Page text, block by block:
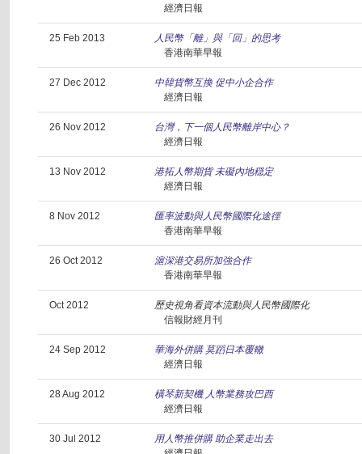
經濟日報
25 Feb 2013
人民幣「離」與「回」的思考
香港南華早報
27 Dec 2012
中韓貨幣互換 促中小企合作
經濟日報
26 Nov 2012
台灣，下一個人民幣離岸中心？
經濟日報
13 Nov 2012
港拓人幣期貨 未礙內地穏定
經濟日報
8 Nov 2012
匯率波動與人民幣國際化途徑
香港南華早報
26 Oct 2012
滬深港交易所加強合作
香港南華早報
Oct 2012
歷史視角看資本流動與人民幣國際化
信報財經月刊
24 Sep 2012
華海外併購 莫蹈日本覆轍
經濟日報
28 Aug 2012
橫琴新契機 人幣業務攻巴西
經濟日報
30 Jul 2012
用人幣推併購 助企業走出去